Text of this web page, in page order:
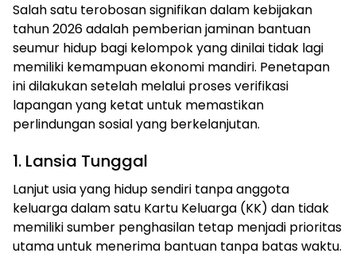
Salah satu terobosan signifikan dalam kebijakan
tahun 2026 adalah pemberian jaminan bantuan
seumur hidup bagi kelompok yang dinilai tidak lagi
memiliki kemampuan ekonomi mandiri. Penetapan
ini dilakukan setelah melalui proses verifikasi
lapangan yang ketat untuk memastikan
perlindungan sosial yang berkelanjutan.
1. Lansia Tunggal
Lanjut usia yang hidup sendiri tanpa anggota
keluarga dalam satu Kartu Keluarga (KK) dan tidak
memiliki sumber penghasilan tetap menjadi prioritas
utama untuk menerima bantuan tanpa batas waktu.